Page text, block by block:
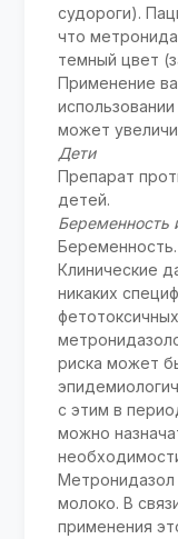
судороги).
что
темный цвет
Применение
может
Дети
Препарат
детей.
Беременность
Беременность.
Клинические
никаких
риска может
с этим в
можно
Метронидазол
молоко. В
применения